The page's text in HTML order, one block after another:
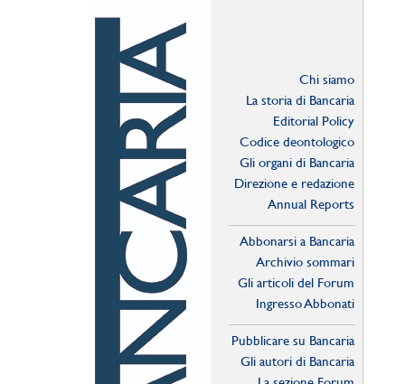
Chi siamo
La storia di Bancaria
Editorial Policy
Codice deontologico
Gli organi di Bancaria
Direzione e redazione
Annual Reports
Abbonarsi a Bancaria
Archivio sommari
Gli articoli del Forum
Ingresso Abbonati
Pubblicare su Bancaria
Gli autori di Bancaria